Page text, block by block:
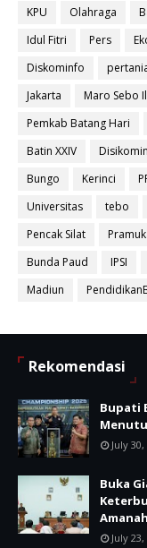
KPU
Olahraga
Idul Fitri
Pers
Diskominfo
Jakarta
Maro Sebo
Pemkab Batang Hari
Batin XXIV
Bungo
Kerinci
Universitas
tebo
Pencak Silat
Bunda Paud
IPSI
Madiun
Rekomendasi
Bupati
July
Buka
July